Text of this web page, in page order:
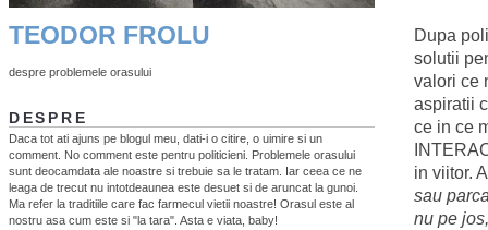
Dupa
solutii
valori ce
aspiratii
ce in ce
in viitor.
sau
nu pe
TEODOR FROLU
despre problemele orasului
DESPRE
Daca tot ati ajuns pe blogul meu, dati-i o citire, o uimire si un
comment. No comment este pentru politicieni. Problemele orasului
sunt deocamdata ale noastre si trebuie sa le tratam. Iar ceea ce ne
leaga de trecut nu intotdeaunea este desuet si de aruncat la gunoi.
Ma refer la traditiile care fac farmecul vietii noastre! Orasul este al
nostru asa cum este si "la tara". Asta e viata, baby!